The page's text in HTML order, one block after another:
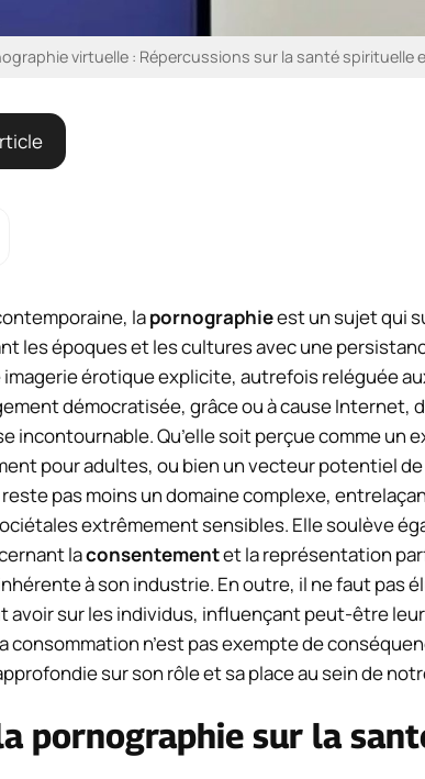
virtuelle : Répercussions sur la santé spirituelle
lapornographieest un sujet qui
les époques et les cultures avec une
érotique explicite, autrefois reléguée
démocratisée, grâce ou à cause Internet,
incontournable. Qu’elle soit perçue comme un
pour adultes, ou bien un vecteur potentiel de
reste pas moins un domaine complexe,
extrêmement sensibles. Elle soulève
laconsentementet la représentation
à son industrie. En outre, il ne faut pas
avoir sur les individus, influençant peut-être leur
consommation n’est pas exempte de
sur son rôle et sa place au sein de
pornographie sur la